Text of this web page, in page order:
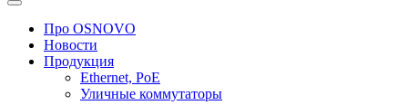
Про OSNOVO
Новости
Продукция
Ethernet, PoE
Уличные коммутаторы